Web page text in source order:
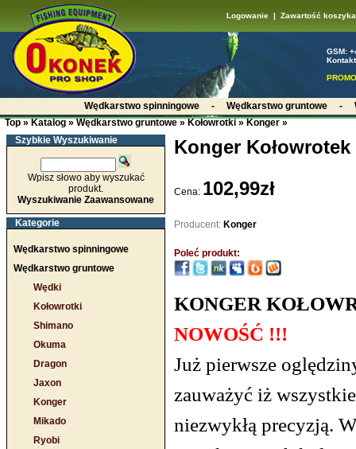
Logowanie| Zawartość koszyka
GSM:
Wędkarstwo spinningowe - Wędkarstwo gruntowe -
Top » Katalog » Wędkarstwo gruntowe » Kołowrotki » Konger »
Szybkie Wyszukiwanie
Wpisz słowo aby wyszukać
produkt.
Wyszukiwanie Zaawansowane
Kategorie
Wędkarstwo spinningowe
Wędkarstwo gruntowe
Wędki
Kołowrotki
Shimano
Okuma
Dragon
Jaxon
Konger
Mikado
Ryobi
Konger Kołowrotek
Cena: 102,99zł
Producent: Konger
Poleć produkt:
KONGER
NOWOŚĆ !!!
Już pierwsze
zauważyć iż
niezwykłą precyzją.